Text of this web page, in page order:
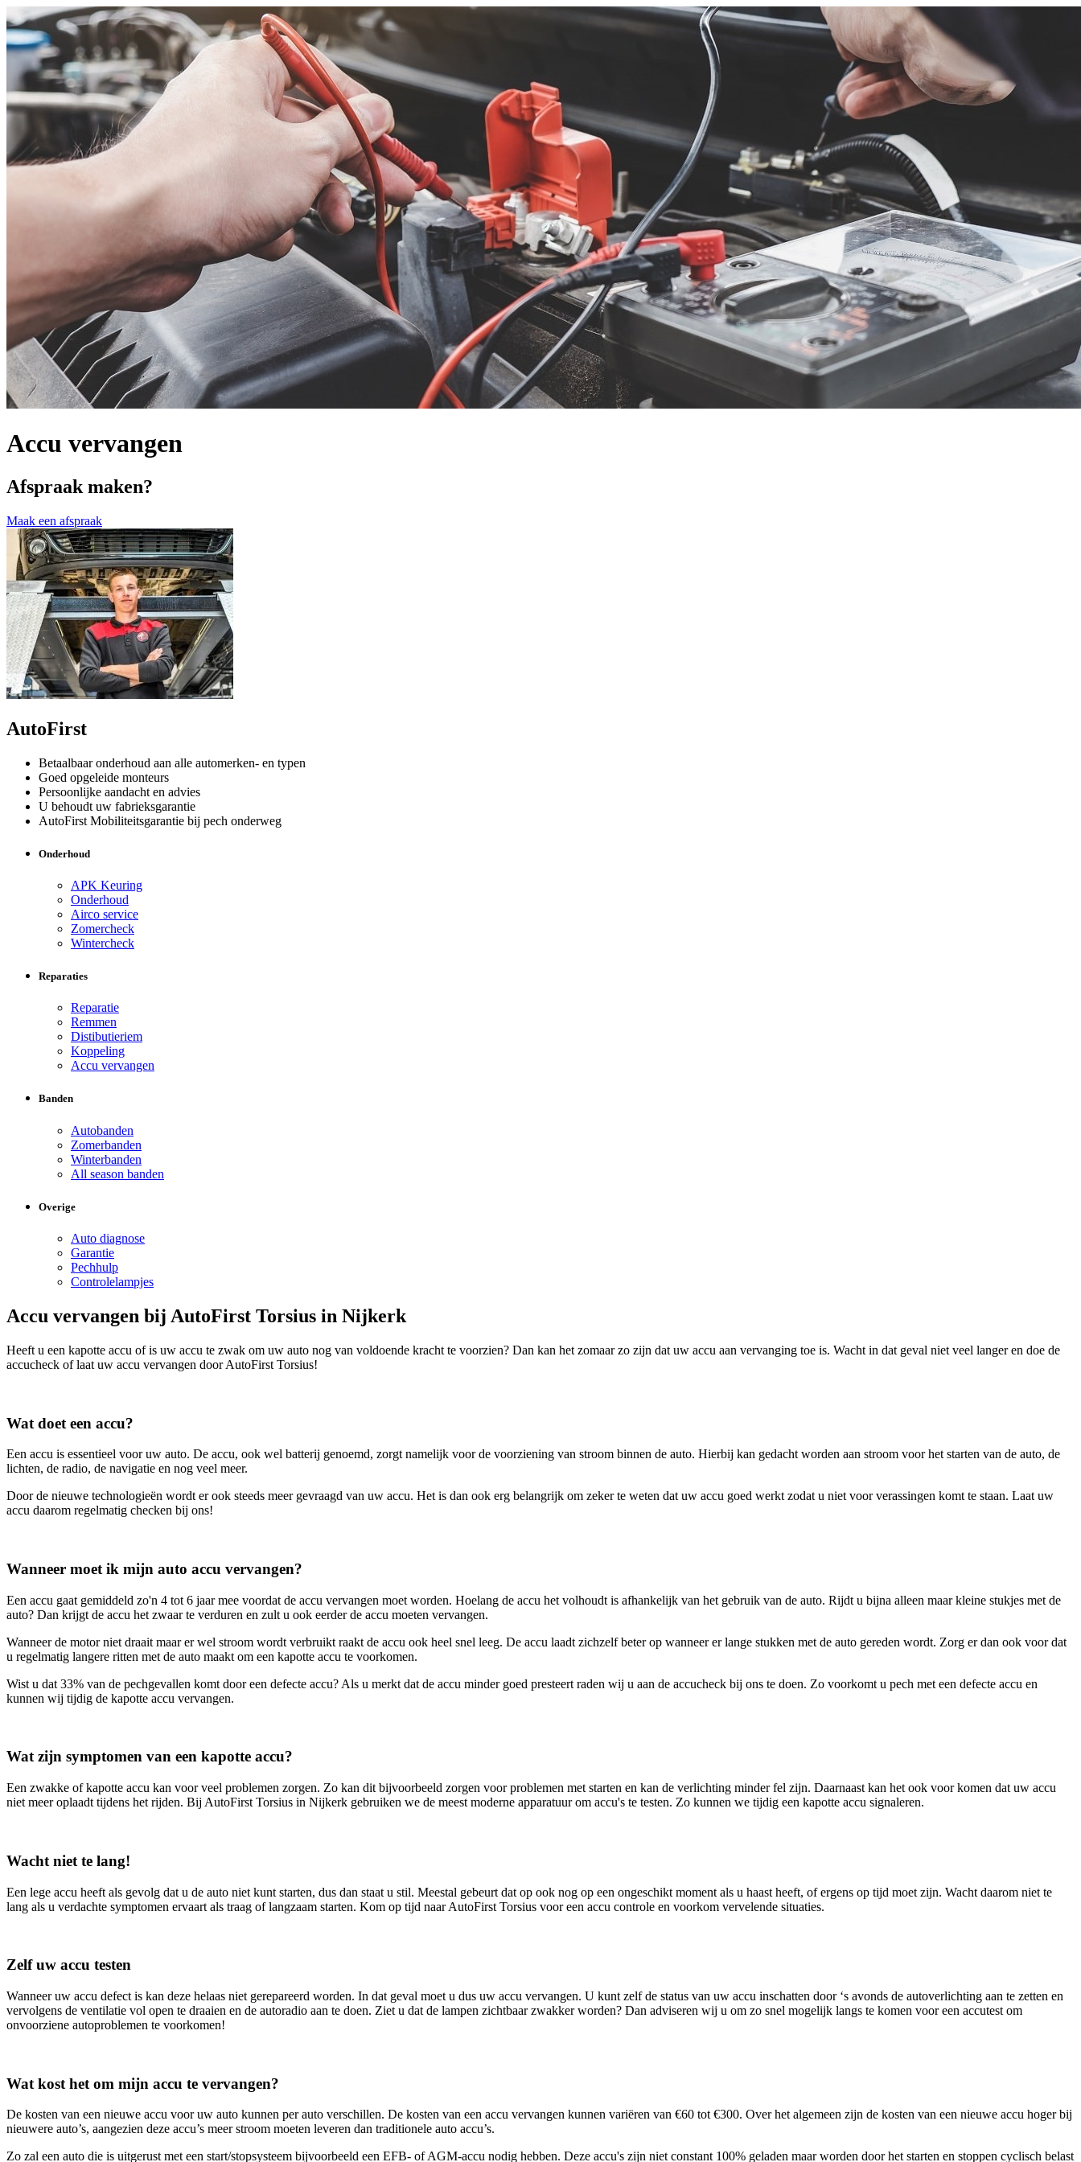
Accu vervangen
Afspraak maken?
Maak een afspraak
AutoFirst
Betaalbaar onderhoud aan alle automerken- en typen
Goed opgeleide monteurs
Persoonlijke aandacht en advies
U behoudt uw fabrieksgarantie
AutoFirst Mobiliteitsgarantie bij pech onderweg
Onderhoud
APK Keuring
Onderhoud
Airco service
Zomercheck
Wintercheck
Reparaties
Reparatie
Remmen
Distibutieriem
Koppeling
Accu vervangen
Banden
Autobanden
Zomerbanden
Winterbanden
All season banden
Overige
Auto diagnose
Garantie
Pechhulp
Controlelampjes
Accu vervangen bij AutoFirst Torsius in Nijkerk
Heeft u een kapotte accu of is uw accu te zwak om uw auto nog van voldoende kracht te voorzien? Dan kan het zomaar zo zijn dat uw accu aan vervanging toe is. Wacht in dat geval niet veel langer en doe de
accucheck of laat uw accu vervangen door AutoFirst Torsius!
Wat doet een accu?
Een accu is essentieel voor uw auto. De accu, ook wel batterij genoemd, zorgt namelijk voor de voorziening van stroom binnen de auto. Hierbij kan gedacht worden aan stroom voor het starten van de auto, de
lichten, de radio, de navigatie en nog veel meer.
Door de nieuwe technologieën wordt er ook steeds meer gevraagd van uw accu. Het is dan ook erg belangrijk om zeker te weten dat uw accu goed werkt zodat u niet voor verassingen komt te staan. Laat uw
accu daarom regelmatig checken bij ons!
Wanneer moet ik mijn auto accu vervangen?
Een accu gaat gemiddeld zo'n 4 tot 6 jaar mee voordat de accu vervangen moet worden. Hoelang de accu het volhoudt is afhankelijk van het gebruik van de auto. Rijdt u bijna alleen maar kleine stukjes met de
auto? Dan krijgt de accu het zwaar te verduren en zult u ook eerder de accu moeten vervangen.
Wanneer de motor niet draait maar er wel stroom wordt verbruikt raakt de accu ook heel snel leeg. De accu laadt zichzelf beter op wanneer er lange stukken met de auto gereden wordt. Zorg er dan ook voor dat
u regelmatig langere ritten met de auto maakt om een kapotte accu te voorkomen.
Wist u dat 33% van de pechgevallen komt door een defecte accu? Als u merkt dat de accu minder goed presteert raden wij u aan de accucheck bij ons te doen. Zo voorkomt u pech met een defecte accu en
kunnen wij tijdig de kapotte accu vervangen.
Wat zijn symptomen van een kapotte accu?
Een zwakke of kapotte accu kan voor veel problemen zorgen. Zo kan dit bijvoorbeeld zorgen voor problemen met starten en kan de verlichting minder fel zijn. Daarnaast kan het ook voor komen dat uw accu
niet meer oplaadt tijdens het rijden. Bij AutoFirst Torsius in Nijkerk gebruiken we de meest moderne apparatuur om accu's te testen. Zo kunnen we tijdig een kapotte accu signaleren.
Wacht niet te lang!
Een lege accu heeft als gevolg dat u de auto niet kunt starten, dus dan staat u stil. Meestal gebeurt dat op ook nog op een ongeschikt moment als u haast heeft, of ergens op tijd moet zijn. Wacht daarom niet te
lang als u verdachte symptomen ervaart als traag of langzaam starten. Kom op tijd naar AutoFirst Torsius voor een accu controle en voorkom vervelende situaties.
Zelf uw accu testen
Wanneer uw accu defect is kan deze helaas niet gerepareerd worden. In dat geval moet u dus uw accu vervangen. U kunt zelf de status van uw accu inschatten door ‘s avonds de autoverlichting aan te zetten en
vervolgens de ventilatie vol open te draaien en de autoradio aan te doen. Ziet u dat de lampen zichtbaar zwakker worden? Dan adviseren wij u om zo snel mogelijk langs te komen voor een accutest om
onvoorziene autoproblemen te voorkomen!
Wat kost het om mijn accu te vervangen?
De kosten van een nieuwe accu voor uw auto kunnen per auto verschillen. De kosten van een accu vervangen kunnen variëren van €60 tot €300. Over het algemeen zijn de kosten van een nieuwe accu hoger bij
nieuwere auto’s, aangezien deze accu’s meer stroom moeten leveren dan traditionele auto accu’s.
Zo zal een auto die is uitgerust met een start/stopsysteem bijvoorbeeld een EFB- of AGM-accu nodig hebben. Deze accu's zijn niet constant 100% geladen maar worden door het starten en stoppen cyclisch belast